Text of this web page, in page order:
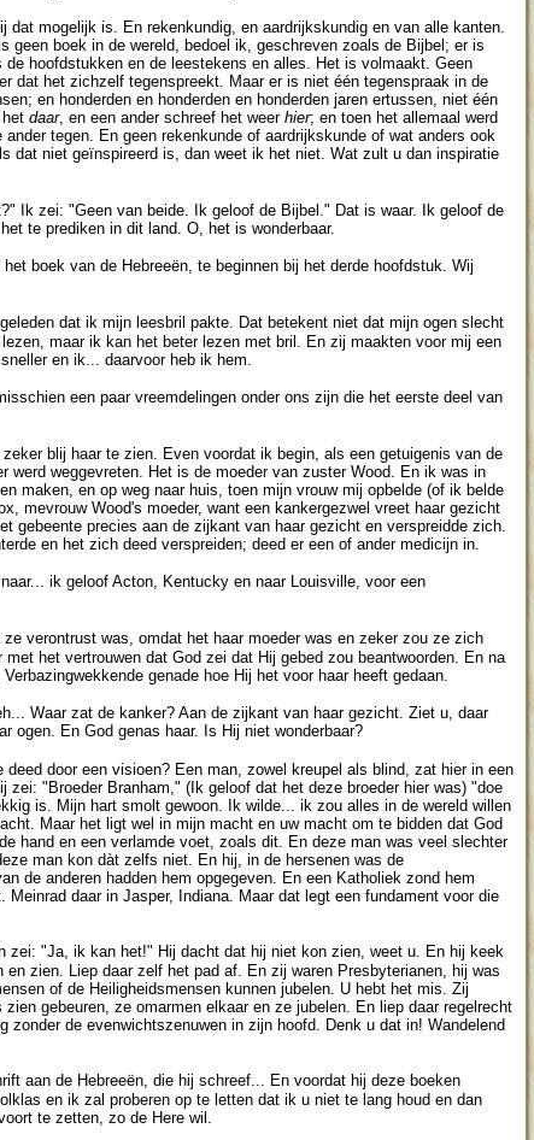
dat mogelijk is. En rekenkundig, en aardrijkskundig en van alle kanten.
boek in de wereld, bedoel ik, geschreven zoals de Bijbel; er is
hoofdstukken en de leestekens en alles. Het is volmaakt. Geen
dat het zichzelf tegenspreekt. Maar er is niet één tegenspraak in de
en honderden en honderden en honderden jaren ertussen, niet één
daar, en een ander schreef het weer hier; en toen het allemaal werd
tegen. En geen rekenkunde of aardrijkskunde of wat anders ook
dat niet geïnspireerd is, dan weet ik het niet. Wat zult u dan inspiratie
Ik zei: "Geen van beide. Ik geloof de Bijbel." Dat is waar. Ik geloof de
te prediken in dit land. O, het is wonderbaar.
boek van de Hebreeën, te beginnen bij het derde hoofdstuk. Wij
dat ik mijn leesbril pakte. Dat betekent niet dat mijn ogen slecht
maar ik kan het beter lezen met bril. En zij maakten voor mij een
en ik... daarvoor heb ik hem.
een paar vreemdelingen onder ons zijn die het eerste deel van
blij haar te zien. Even voordat ik begin, als een getuigenis van de
werd weggevreten. Het is de moeder van zuster Wood. En ik was in
maken, en op weg naar huis, toen mijn vrouw mij opbelde (of ik belde
mevrouw Wood's moeder, want een kankergezwel vreet haar gezicht
gebeente precies aan de zijkant van haar gezicht en verspreidde zich.
en het zich deed verspreiden; deed er een of ander medicijn in.
ik geloof Acton, Kentucky en naar Louisville, voor een
verontrust was, omdat het haar moeder was en zeker zou ze zich
het vertrouwen dat God zei dat Hij gebed zou beantwoorden. En na
genade hoe Hij het voor haar heeft gedaan.
Waar zat de kanker? Aan de zijkant van haar gezicht. Ziet u, daar
ogen. En God genas haar. Is Hij niet wonderbaar?
door een visioen? Een man, zowel kreupel als blind, zat hier in een
"Broeder Branham," (Ik geloof dat het deze broeder hier was) "doe
is. Mijn hart smolt gewoon. Ik wilde... ik zou alles in de wereld willen
Maar het ligt wel in mijn macht en uw macht om te bidden dat God
hand en een verlamde voet, zoals dit. En deze man was veel slechter
man kon dàt zelfs niet. En hij, in de hersenen was de
de anderen hadden hem opgegeven. En een Katholiek zond hem
daar in Jasper, Indiana. Maar dat legt een fundament voor die
zei: "Ja, ik kan het!" Hij dacht dat hij niet kon zien, weet u. En hij keek
zien. Liep daar zelf het pad af. En zij waren Presbyterianen, hij was
of de Heiligheidsmensen kunnen jubelen. U hebt het mis. Zij
gebeuren, ze omarmen elkaar en ze jubelen. En liep daar regelrecht
de evenwichtszenuwen in zijn hoofd. Denk u dat in! Wandelend
aan de Hebreeën, die hij schreef... En voordat hij deze boeken
en ik zal proberen op te letten dat ik u niet te lang houd en dan
te zetten, zo de Here wil.